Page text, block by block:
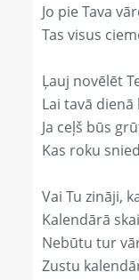
Jo pie Tava
Tas visus
Ļauj novēlēt
Lai tavā
Ja ceļš būs
Kas roku
Vai Tu zināji,
Kalendārā
Nebūtu tur
Zustu